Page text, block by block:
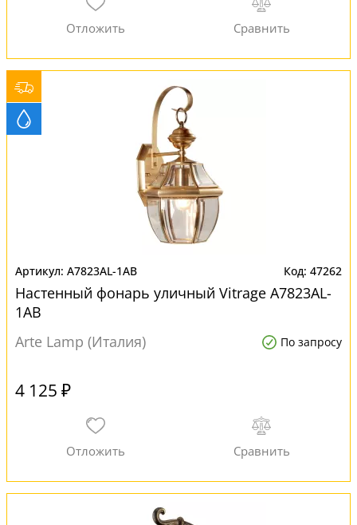
A7823AL-1AB 47262
Настенный фонарь уличный Vitrage A7823AL-
1AB
Arte Lamp (Италия)
По запросу
4 125 ₽